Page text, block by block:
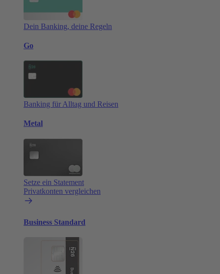
Dein Banking, deine Regeln
Go
Banking für Alltag und Reisen
Metal
Setze ein Statement
Privatkonten vergleichen
Business Standard